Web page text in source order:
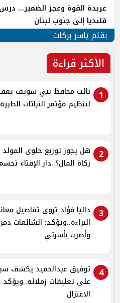
عربدة القوة وعجز الضمير...
قلنديا إلى جنوب لبنان
بقلم ياسر بركات
الأكثر قراءة
1
نائب محافظ بني سويف
لتنظيم مؤتمر النباتات
2
هل يجوز توزيع حلوى
زكاة المال؟..دار الإفتاء
3
داليا فؤاد تروي تفاصيل
البراءة..وتؤكد: الشائعات
وأضرت بأسرتي
4
توفيق عبدالحميد يكشف
على تعليقات
الاعتزال